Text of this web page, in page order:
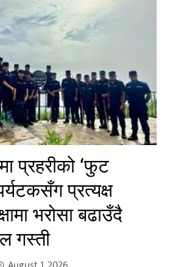
प्रहरीको ‘फुट
प्रत्यक्ष
भरोसा बढाउँदै
गस्ती